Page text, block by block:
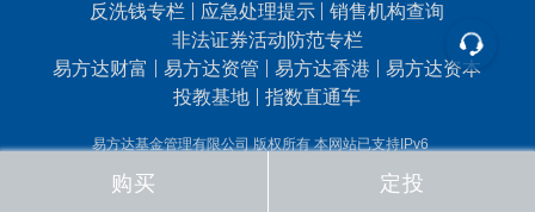
性，认真考虑本基金存在的各项风险因素，并
根据自身的投资目的、投资期限、投资经验、
资产状况等因素充分考虑自身的风险承受能
力，在了解产品情况及销售适当性意见的基础
上，理性判断并谨慎做出投资决策。
购买 定投
反洗钱专栏
应急处理提示
销售机构查询
非法证券活动防范专栏
易方达财富
易方达资管 易方达香港
易方达资本
投教基地
指数直通车
易方达基金管理有限公司 版权所有本网站已支持IPv6
粤公网安备44010602012967 粤ICP备05013165号